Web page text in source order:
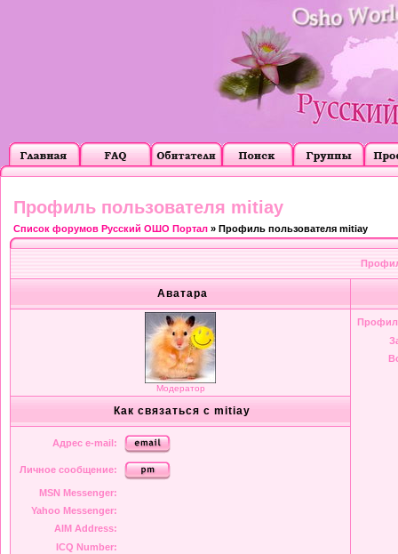
Профиль пользователя mitiay
Список форумов Русский ОШО Портал » Профиль пользователя mitiay
Аватара
Модератор
Как связаться с mitiay
Адрес e-mail:
Личное сообщение:
MSN Messenger:
Yahoo Messenger:
AIM Address:
ICQ Number: